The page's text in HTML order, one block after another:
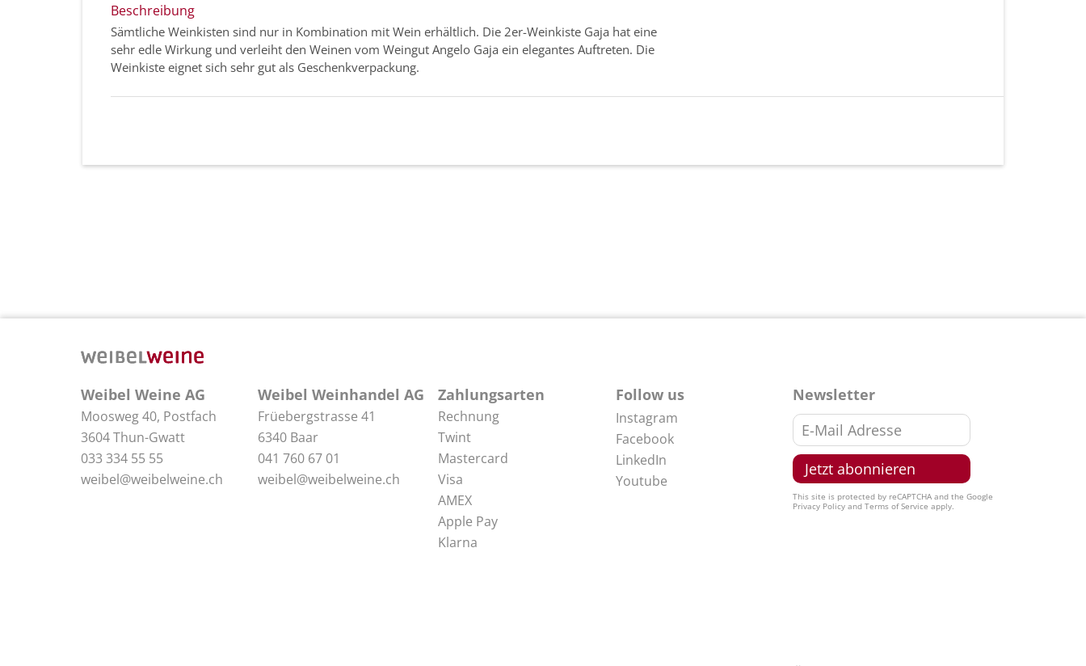
Beschreibung
Sämtliche Weinkisten sind nur in Kombination mit Wein erhältlich. Die 2er-Weinkiste Gaja hat eine
sehr edle Wirkung und verleiht den Weinen vom Weingut Angelo Gaja ein elegantes Auftreten. Die
Weinkiste eignet sich sehr gut als Geschenkverpackung.
Weibel Weine AG
Moosweg 40, Postfach
3604 Thun-Gwatt
033 334 55 55
weibel@weibelweine.ch
Weibel Weinhandel AG
Früebergstrasse 41
6340 Baar
041 760 67 01
weibel@weibelweine.ch
Zahlungsarten
Rechnung
Twint
Mastercard
Visa
AMEX
Apple Pay
Klarna
Follow us
Instagram
Facebook
LinkedIn
Youtube
Newsletter
This site is protected by reCAPTCHA and the Google
Privacy Policyand Terms of Service apply.